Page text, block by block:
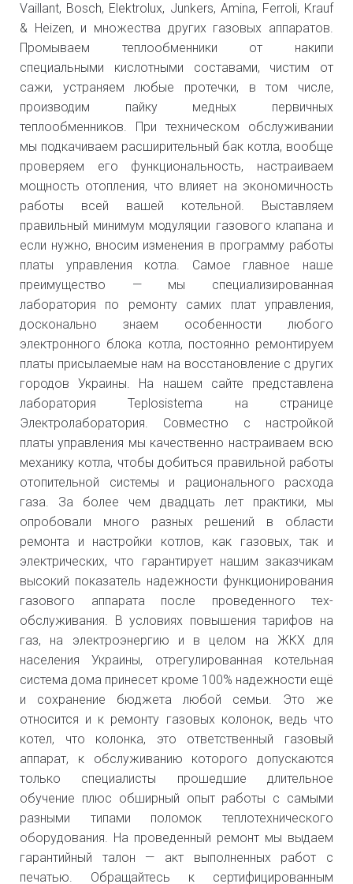
Vaillant, Bosch, Elektrolux, Junkers, Amina, Ferroli, Krauf
& Heizen, и множества других газовых аппаратов.
Промываем теплообменники от накипи
специальными кислотными составами, чистим от
сажи, устраняем любые протечки, в том числе,
производим пайку медных первичных
теплообменников. При техническом обслуживании
мы подкачиваем расширительный бак котла, вообще
проверяем его функциональность, настраиваем
мощность отопления, что влияет на экономичность
работы всей вашей котельной. Выставляем
правильный минимум модуляции газового клапана и
если нужно, вносим изменения в программу работы
платы управления котла. Самое главное наше
преимущество — мы специализированная
лаборатория по ремонту самих плат управления,
досконально знаем особенности любого
электронного блока котла, постоянно ремонтируем
платы присылаемые нам на восстановление с других
городов Украины. На нашем сайте представлена
лаборатория Teplosistema на странице
Электролаборатория. Совместно с настройкой
платы управления мы качественно настраиваем всю
механику котла, чтобы добиться правильной работы
отопительной системы и рационального расхода
газа. За более чем двадцать лет практики, мы
опробовали много разных решений в области
ремонта и настройки котлов, как газовых, так и
электрических, что гарантирует нашим заказчикам
высокий показатель надежности функционирования
газового аппарата после проведенного тех-
обслуживания. В условиях повышения тарифов на
газ, на электроэнергию и в целом на ЖКХ для
населения Украины, отрегулированная котельная
система дома принесет кроме 100% надежности ещё
и сохранение бюджета любой семьи. Это же
относится и к ремонту газовых колонок, ведь что
котел, что колонка, это ответственный газовый
аппарат, к обслуживанию которого допускаются
только специалисты прошедшие длительное
обучение плюс обширный опыт работы с самыми
разными типами поломок теплотехнического
оборудования. На проведенный ремонт мы выдаем
гарантийный талон — акт выполненных работ с
печатью. Обращайтесь к сертифицированным